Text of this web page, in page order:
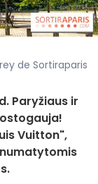
de Sortiraparis
Paryžiaus ir
Vuitton",